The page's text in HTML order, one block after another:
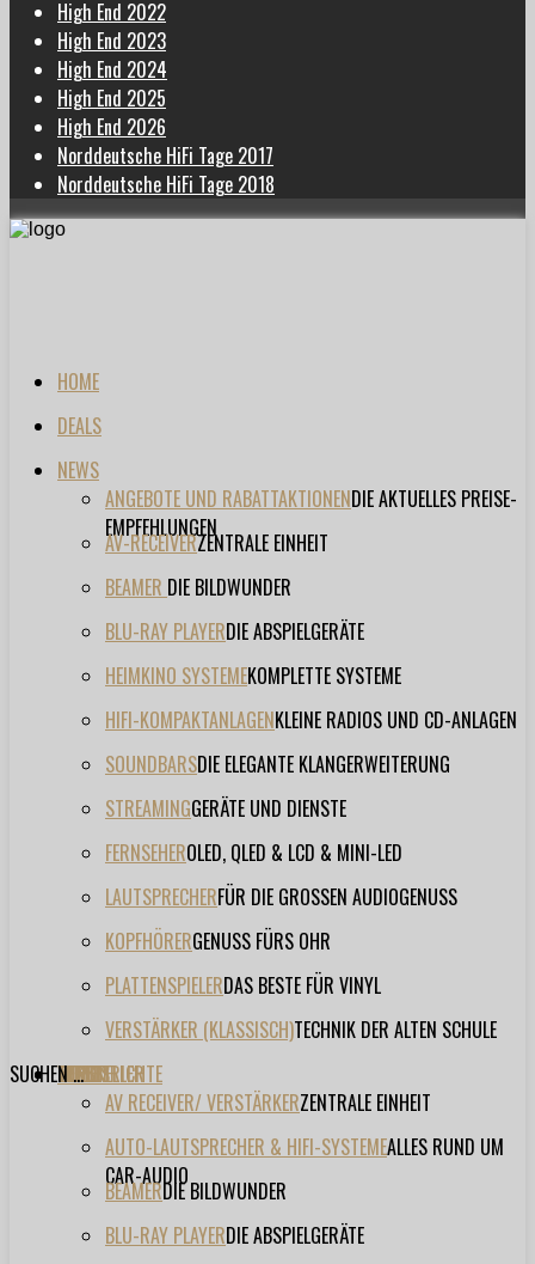
High End 2022
High End 2023
High End 2024
High End 2025
High End 2026
Norddeutsche HiFi Tage 2017
Norddeutsche HiFi Tage 2018
HOME
DEALS
NEWS
ANGEBOTE UND RABATTAKTIONENDIE AKTUELLES PREISE-
EMPFEHLUNGEN
AV-RECEIVERZENTRALE EINHEIT
BEAMER DIE BILDWUNDER
BLU-RAY PLAYERDIE ABSPIELGERÄTE
HEIMKINO SYSTEMEKOMPLETTE SYSTEME
HIFI-KOMPAKTANLAGENKLEINE RADIOS UND CD-ANLAGEN
SOUNDBARSDIE ELEGANTE KLANGERWEITERUNG
STREAMINGGERÄTE UND DIENSTE
FERNSEHEROLED, QLED & LCD & MINI-LED
LAUTSPRECHERFÜR DIE GROSSEN AUDIOGENUSS
KOPFHÖRERGENUSS FÜRS OHR
PLATTENSPIELERDAS BESTE FÜR VINYL
VERSTÄRKER (KLASSISCH)TECHNIK DER ALTEN SCHULE
TESTBERICHTE
AV RECEIVER/ VERSTÄRKERZENTRALE EINHEIT
AUTO-LAUTSPRECHER & HIFI-SYSTEMEALLES RUND UM
CAR-AUDIO
BEAMERDIE BILDWUNDER
BLU-RAY PLAYERDIE ABSPIELGERÄTE
FORUM
FILME
VIDEOS
HERSTELLER
EVENT
SUCHEN ...